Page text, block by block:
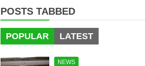
POSTS TABBED
POPULAR LATEST
NEWS